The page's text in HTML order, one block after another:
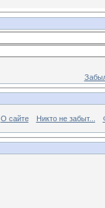
О сайте Никто не забыт...